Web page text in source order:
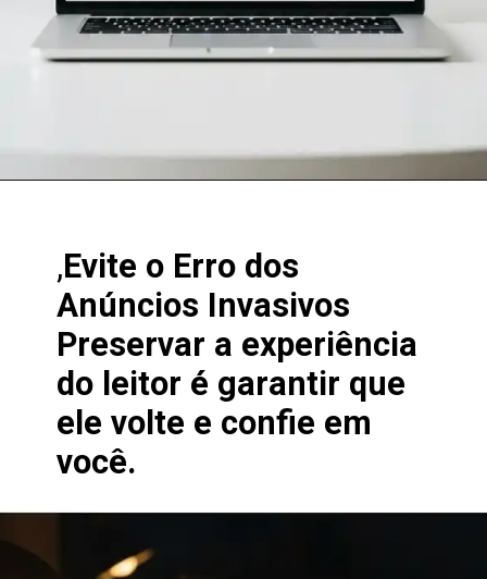
,Evite o Erro dos
Anúncios Invasivos
Preservar a experiência
do leitor é garantir que
ele volte e confie em
você.